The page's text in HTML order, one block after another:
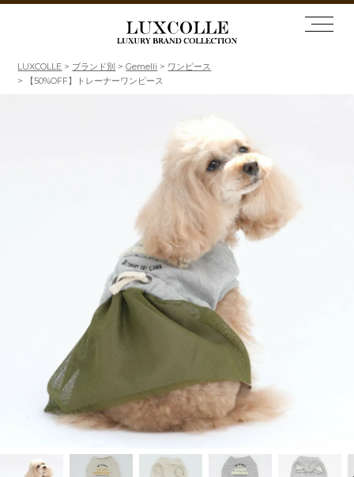
LUXCOLLE ブランド別 Gemelli
ワンピース
【50%OFF】トレーナーワンピース